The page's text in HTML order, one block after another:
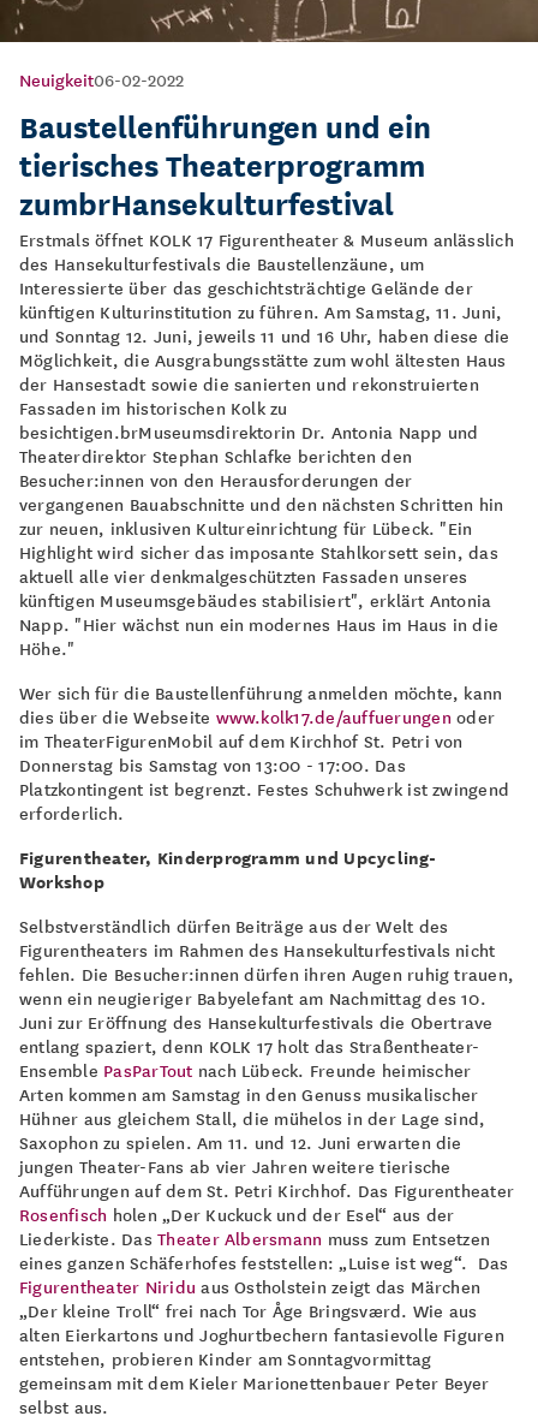
Neuigkeit06-02-2022
Baustellenführungen und ein
tierisches Theaterprogramm
zumbrHansekulturfestival
Erstmals öffnet KOLK 17 Figurentheater & Museum anlässlich
des Hansekulturfestivals die Baustellenzäune, um
Interessierte über das geschichtsträchtige Gelände der
künftigen Kulturinstitution zu führen. Am Samstag, 11. Juni,
und Sonntag 12. Juni, jeweils 11 und 16 Uhr, haben diese die
Möglichkeit, die Ausgrabungsstätte zum wohl ältesten Haus
der Hansestadt sowie die sanierten und rekonstruierten
Fassaden im historischen Kolk zu
besichtigen.brMuseumsdirektorin Dr. Antonia Napp und
Theaterdirektor Stephan Schlafke berichten den
Besucher:innen von den Herausforderungen der
vergangenen Bauabschnitte und den nächsten Schritten hin
zur neuen, inklusiven Kultureinrichtung für Lübeck. "Ein
Highlight wird sicher das imposante Stahlkorsett sein, das
aktuell alle vier denkmalgeschützten Fassaden unseres
künftigen Museumsgebäudes stabilisiert", erklärt Antonia
Napp. "Hier wächst nun ein modernes Haus im Haus in die
Höhe."
Wer sich für die Baustellenführung anmelden möchte, kann
dies über die Webseite www.kolk17.de/auffuerungen oder
im TheaterFigurenMobil auf dem Kirchhof St. Petri von
Donnerstag bis Samstag von 13:00 - 17:00. Das
Platzkontingent ist begrenzt. Festes Schuhwerk ist zwingend
erforderlich.
Figurentheater, Kinderprogramm und Upcycling-
Workshop
Selbstverständlich dürfen Beiträge aus der Welt des
Figurentheaters im Rahmen des Hansekulturfestivals nicht
fehlen. Die Besucher:innen dürfen ihren Augen ruhig trauen,
wenn ein neugieriger Babyelefant am Nachmittag des 10.
Juni zur Eröffnung des Hansekulturfestivals die Obertrave
entlang spaziert, denn KOLK 17 holt das Straßentheater-
Ensemble PasParTout nach Lübeck. Freunde heimischer
Arten kommen am Samstag in den Genuss musikalischer
Hühner aus gleichem Stall, die mühelos in der Lage sind,
Saxophon zu spielen. Am 11. und 12. Juni erwarten die
jungen Theater-Fans ab vier Jahren weitere tierische
Aufführungen auf dem St. Petri Kirchhof. Das Figurentheater
Rosenfisch holen „Der Kuckuck und der Esel“ aus der
Liederkiste. DasTheater Albersmann muss zum Entsetzen
eines ganzen Schäferhofes feststellen: „Luise ist weg“. Das
Figurentheater Niridu aus Ostholstein zeigt das Märchen
„Der kleine Troll“ frei nach Tor Åge Bringsværd. Wie aus
alten Eierkartons und Joghurtbechern fantasievolle Figuren
entstehen, probieren Kinder am Sonntagvormittag
gemeinsam mit dem Kieler Marionettenbauer Peter Beyer
selbst aus.